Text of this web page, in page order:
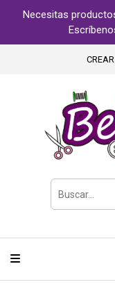
Necesitas